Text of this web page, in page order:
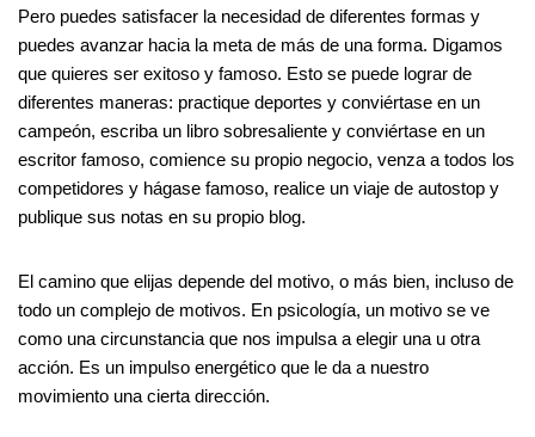
Pero puedes satisfacer la necesidad de diferentes formas y
puedes avanzar hacia la meta de más de una forma. Digamos
que quieres ser exitoso y famoso. Esto se puede lograr de
diferentes maneras: practique deportes y conviértase en un
campeón, escriba un libro sobresaliente y conviértase en un
escritor famoso, comience su propio negocio, venza a todos los
competidores y hágase famoso, realice un viaje de autostop y
publique sus notas en su propio blog.
El camino que elijas depende del motivo, o más bien, incluso de
todo un complejo de motivos. En psicología, un motivo se ve
como una circunstancia que nos impulsa a elegir una u otra
acción. Es un impulso energético que le da a nuestro
movimiento una cierta dirección.